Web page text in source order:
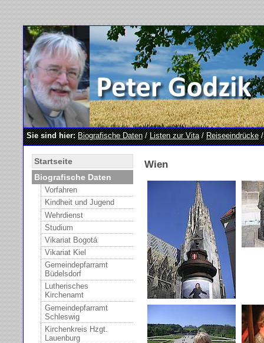
Sie sind hier: Biografische Daten/Listen zur Vita/Reiseeindrücke/
Startseite
Biografische Daten
Vorfahren
Kindheit und Jugend
Wehrdienst
Studium
Vikariat Bogotá
Vikariat Kiel
Gemeindepfarramt
Büdelsdorf
Lutherisches
Kirchenamt
Gemeindepfarramt
Schleswig
Kirchenkreis Hzgt.
Lauenburg
Wien